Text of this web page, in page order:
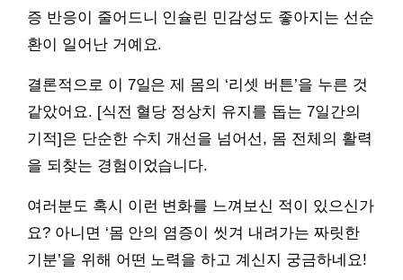
증 반응이 줄어드니 인슐린 민감성도 좋아지는 선순
환이 일어난 거예요.
결론적으로 이 7일은 제 몸의 ‘리셋 버튼’을 누른 것
같았어요. [식전 혈당 정상치 유지를 돕는 7일간의
기적]은 단순한 수치 개선을 넘어선, 몸 전체의 활력
을 되찾는 경험이었습니다.
여러분도 혹시 이런 변화를 느껴보신 적이 있으신가
요? 아니면 ‘몸 안의 염증이 씻겨 내려가는 짜릿한
기분’을 위해 어떤 노력을 하고 계신지 궁금하네요!